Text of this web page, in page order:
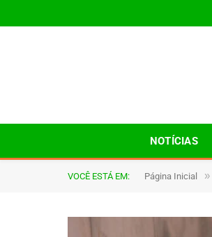
NOTÍCIAS
VOCÊ ESTÁ EM: Página Inicial »